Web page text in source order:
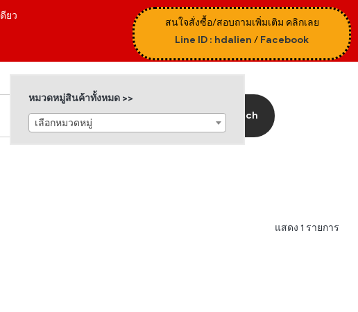
ยว
สนใจสั่งซื้อ/สอบถามเพิ่มเติม คลิกเลย
Line ID : hdalien / Facebook
Search
หมวดหมู่สินค้าทั้งหมด >>
เลือกหมวดหมู่
แสดง 1 รายการ